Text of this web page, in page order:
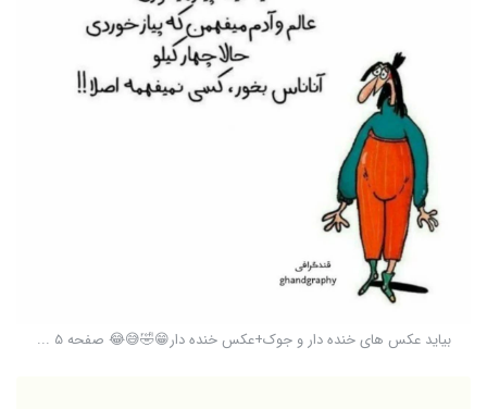
بيايد عکس های خنده دار و جوک+عکس خنده دار😁🤣😅😂 صفحه 5 ...